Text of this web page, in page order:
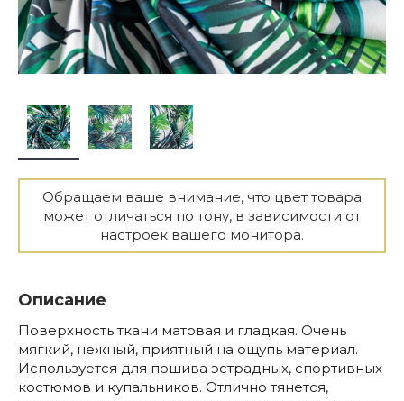
Обращаем ваше внимание, что цвет товара
может отличаться по тону, в зависимости от
настроек вашего монитора.
Описание
Поверхность ткани матовая и гладкая. Очень
мягкий, нежный, приятный на ощупь материал.
Используется для пошива эстрадных, спортивных
костюмов и купальников. Отлично тянется,